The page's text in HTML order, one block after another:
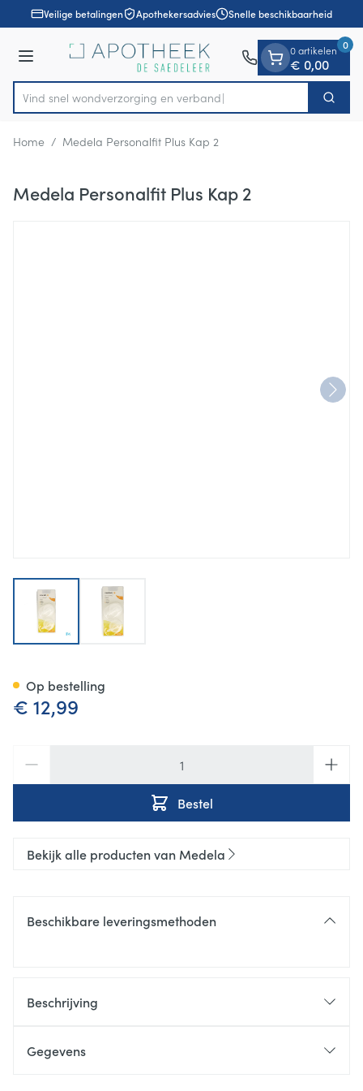
Ga naar de inhoud
1 van 1Veilige betalingen Apothekersadvies Snelle beschikbaarheid
Menu
Product, merk, categorie...
Vind snel wondverzorging e Zoek
0 artikelen
€ 0,00
0
Home / Medela Personalfit Plus Kap 2
Medela Personalfit Plus Kap 2
View larger imageView larger image
€ 12,99
Bestel
Op bestelling
Bekijk alle producten van Medela
Beschikbare leveringsmethoden
Beschrijving
Gegevens